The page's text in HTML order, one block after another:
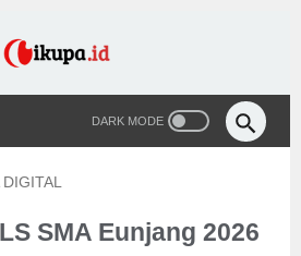
DIGITAL
SMA Eunjang 2026